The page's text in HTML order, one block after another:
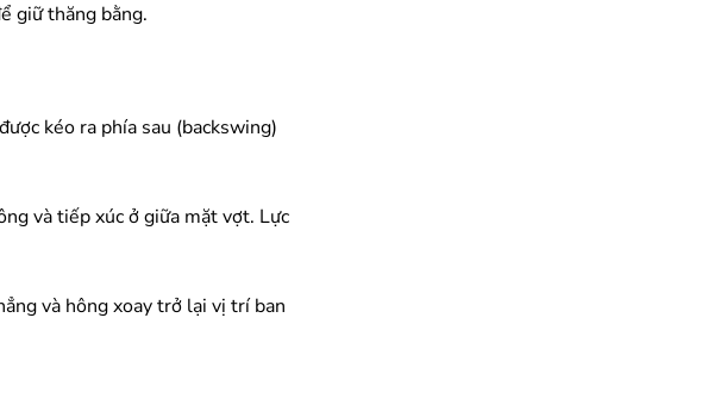
giữ thăng bằng.
kéo ra phía sau (backswing)
và tiếp xúc ở giữa mặt vợt. Lực
và hông xoay trở lại vị trí ban